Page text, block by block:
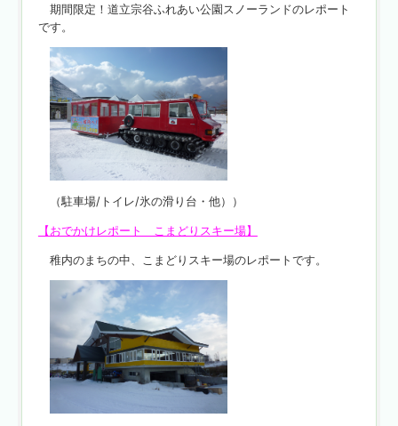
期間限定！道立宗谷ふれあい公園スノーランドのレポート
です。
（駐車場/トイレ/氷の滑り台・他））
【おでかけレポート こまどりスキー場】
稚内のまちの中、こまどりスキー場のレポートです。